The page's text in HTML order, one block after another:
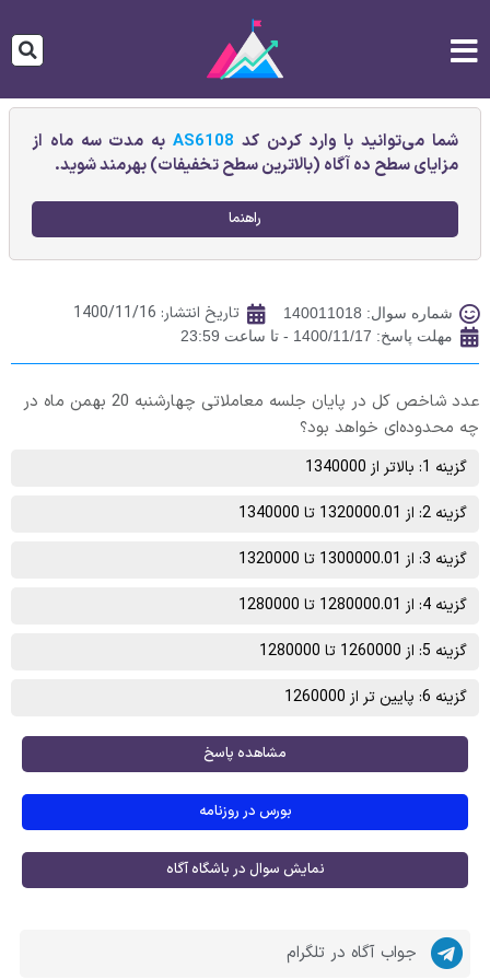
شما می‌توانید با وارد کردن کد AS6108به مدت سه ماه از
مزایای سطح ده آگاه (بالاترین سطح تخفیفات) بهرمند شوید.
راهنما
شماره سوال: 140011018 تاریخ انتشار: 1400/11/16
مهلت پاسخ: 1400/11/17 - تا ساعت 23:59
عدد شاخص کل در پایان جلسه معاملاتی چهارشنبه 20 بهمن ماه در
چه محدوده‌ای خواهد بود؟
گزینه 1: بالاتر از 1340000
گزینه 2: از 1320000.01 تا 1340000
گزینه 3: از 1300000.01 تا 1320000
گزینه 4: از 1280000.01 تا 1280000
گزینه 5: از 1260000 تا 1280000
گزینه 6: پایین تر از 1260000
مشاهده پاسخ
بورس در روزنامه
نمایش سوال در باشگاه آگاه
جواب آگاه در تلگرام